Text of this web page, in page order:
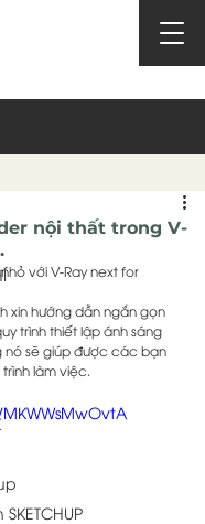
nội thất trong V-
với V-Ray next for
xin hướng dẫn ngắn gọn
trình thiết lập ánh sáng
nó sẽ giúp được các bạn
làm việc.